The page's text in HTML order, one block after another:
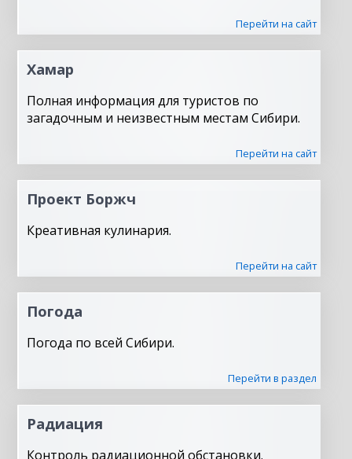
Перейти на сайт
Хамар
Полная информация для туристов по
загадочным и неизвестным местам Сибири.
Перейти на сайт
Проект Боржч
Креативная кулинария.
Перейти на сайт
Погода
Погода по всей Сибири.
Перейти в раздел
Радиация
Контроль радиационной обстановки.